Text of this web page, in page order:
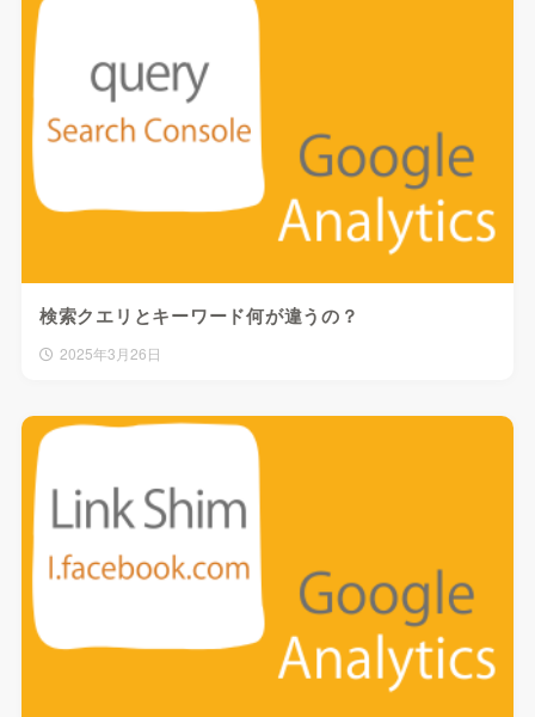
検索クエリとキーワード何が違うの？
2025年3月26日